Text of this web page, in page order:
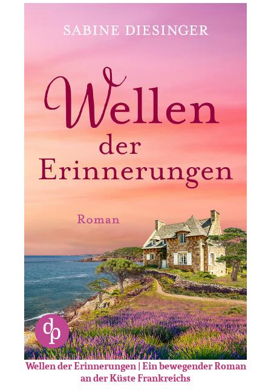
Wellen der Erinnerungen | Ein bewegender Roman
an der Küste Frankreichs